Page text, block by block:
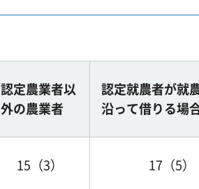
認定農業者以
外の農業者
認定就農者が就
沿って借りる場
15（3） 17（5）